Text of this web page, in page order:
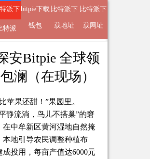
派下
钱包
bitpie下载
钱包
比特派下
载地址
比特派下
载网址
特派
包
2025-11-06 15:07 的
安Bitpie 全球领
澜（在现场）
苹果还甜！”果园里。
静流淌，鸟儿不搭巢”的窘
在中牟新区黄河湿地自然掩
本地引导农民调整种植布
投用，每亩产值达6000元